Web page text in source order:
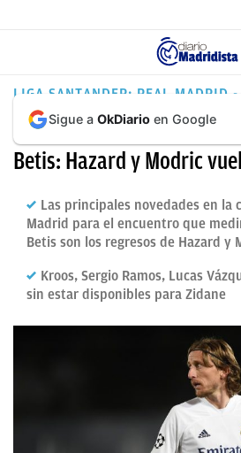
ÚLTIMAS
NOTICIAS
REAL
BALONCESTO
FICHAJES
LIGA SANTANDER: REAL MADRID -
Convocatoria del Real
Betis: Hazard y Modric
Las principales novedades en la
Madrid para el encuentro que
Betis son los regresos de Hazard y
Kroos, Sergio Ramos, Lucas
sin estar disponibles para Zidane
Sigue a OkDiario en Google